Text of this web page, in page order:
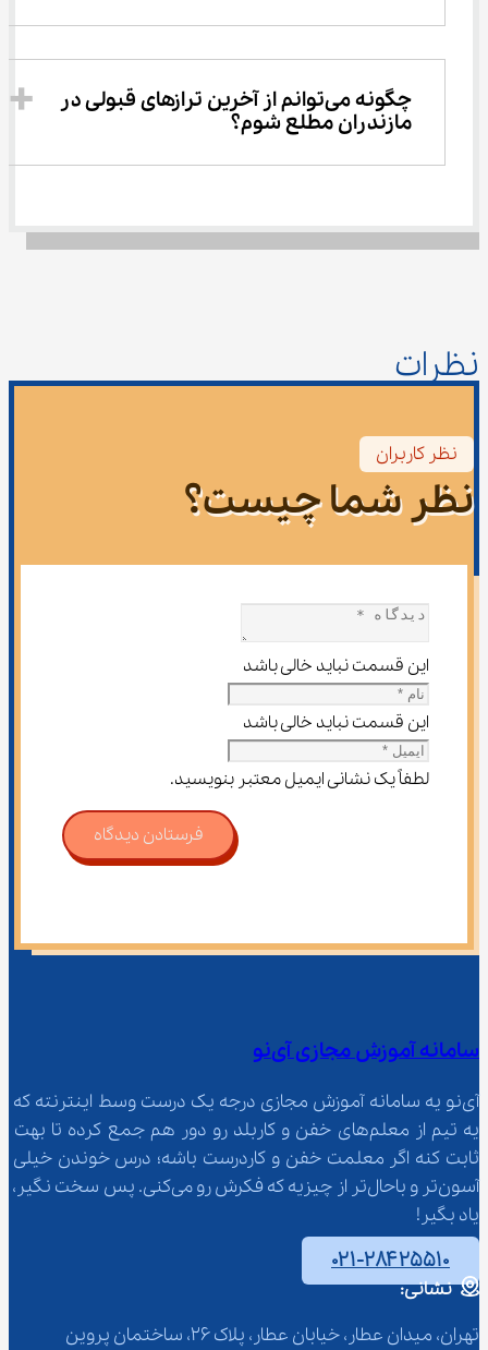
چگونه می‌توانم از آخرین ترازهای قبولی در
مازندران مطلع شوم؟
نظرات
نظر کاربران
نظر شما چیست؟
این قسمت نباید خالی باشد
این قسمت نباید خالی باشد
لطفاً یک نشانی ایمیل معتبر بنویسید.
فرستادن دیدگاه
سامانه آموزش مجازی آی‌نو
آی‌نو یه سامانه آموزش مجازی درجه یک درست وسط اینترنته که
یه تیم از معلم‌‌های خفن و کاربلد رو دور هم جمع کرده تا بهت
ثابت کنه اگر معلمت خفن و کاردرست باشه؛ درس خوندن خیلی
آسون‌تر و باحال‌تر از چیزیه که فکرش رو می‌کنی. پس سخت نگیر،
یاد بگیر!
۰۲۱-۲۸۴۲۵۵۱۰
نشانی:
تهران، میدان عطار، خیابان عطار، پلاک 26، ساختمان پروین